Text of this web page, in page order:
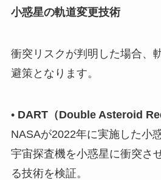
小惑星の軌道変更技術
衝突リスクが判明した場合、
避策となります。
• DART（Double Asteroid
NASAが2022年に実施した小
宇宙探査機を小惑星に衝突さ
る技術を検証。